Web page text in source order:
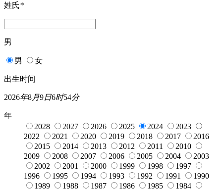
姓氏*
男
男 女
出生时间
2026年8月9日6时54分
年
2028
2027 2026 2025 2024
2023
2022
2021 2020 2019 2018 2017
2016
2015
2014 2013 2012 2011
2010
2009
2008 2007 2006 2005 2004
2003
2002
2001 2000 1999 1998
1997
1996
1995 1994 1993 1992 1991
1990
1989
1988 1987 1986 1985
1984